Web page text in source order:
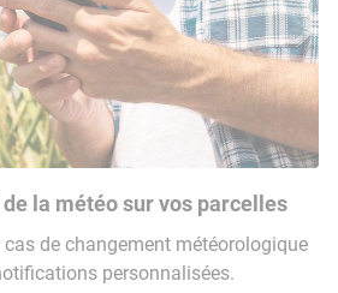
la météo sur vos parcelles
de changement météorologique
personnalisées.